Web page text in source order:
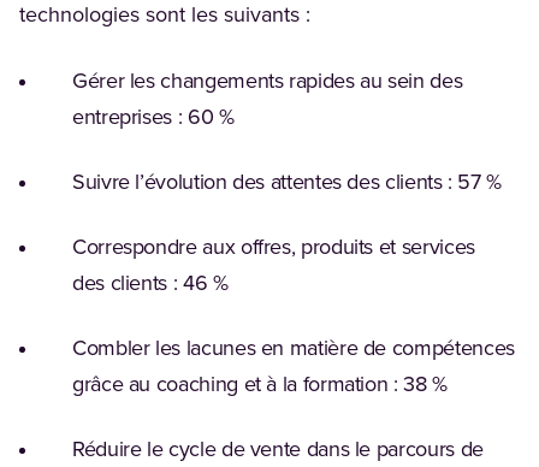
technologies sont les suivants :
Gérer les changements rapides au sein des
entreprises : 60 %
Suivre l’évolution des attentes des clients : 57 %
Correspondre aux offres, produits et services
des clients : 46 %
Combler les lacunes en matière de compétences
grâce au coaching et à la formation : 38 %
Réduire le cycle de vente dans le parcours de